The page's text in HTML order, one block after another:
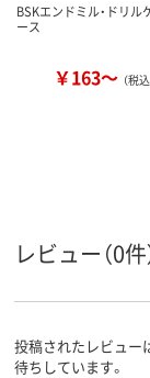
BSKエンドミル・ドリル
ース
￥163～ （税込
レビュー（0件
投稿されたレビュー
待ちしています。